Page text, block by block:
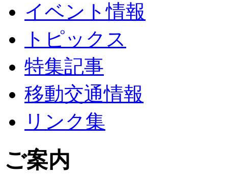
イベント情報
トピックス
特集記事
移動交通情報
リンク集
ご案内